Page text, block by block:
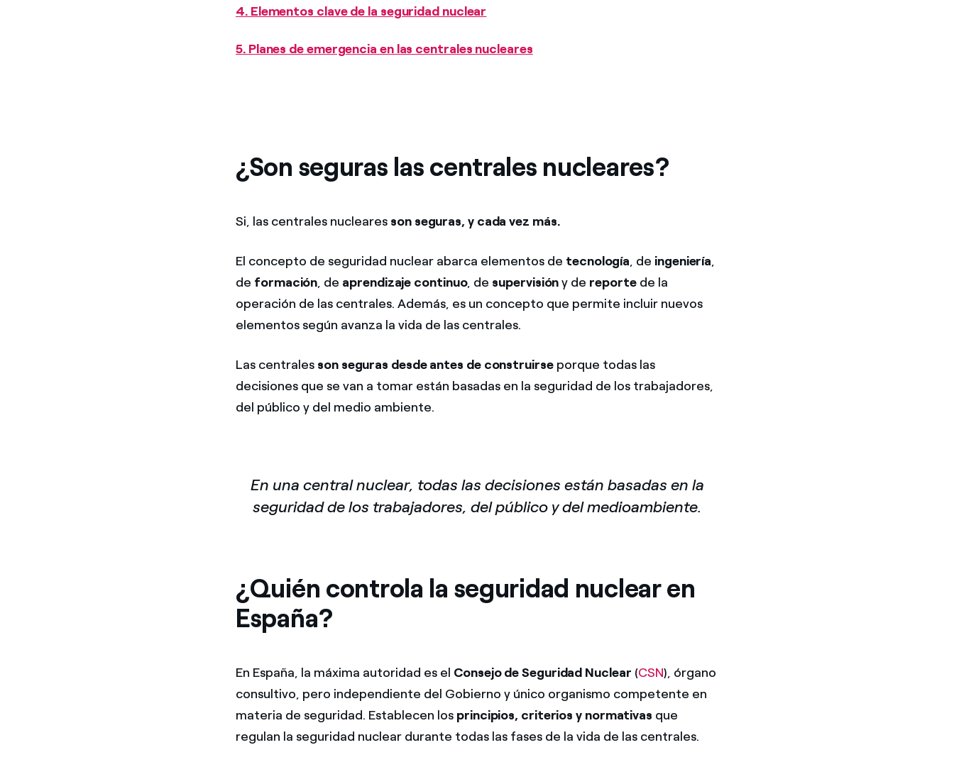
4. Elementos clave de la seguridad nuclear
5. Planes de emergencia en las centrales nucleares
¿Son seguras las centrales nucleares?
Si, las centrales nucleares son seguras, y cada vez más.
El concepto de seguridad nuclear abarca elementos de tecnología, de ingeniería,
de formación, de aprendizaje continuo, de supervisióny de reportede la
operación de las centrales. Además, es un concepto que permite incluir nuevos
elementos según avanza la vida de las centrales.
Las centrales son seguras desde antes de construirseporque todas las
decisiones que se van a tomar están basadas en la seguridad de los trabajadores,
del público y del medio ambiente.
En una central nuclear, todas las decisiones están basadas en la
seguridad de los trabajadores, del público y del medioambiente.
¿Quién controla la seguridad nuclear en
España?
En España, la máxima autoridad es el Consejo de Seguridad Nuclear (CSN), órgano
consultivo, pero independiente del Gobierno y único organismo competente en
materia de seguridad. Establecen los principios, criterios y normativas que
regulan la seguridad nuclear durante todas las fases de la vida de las centrales.